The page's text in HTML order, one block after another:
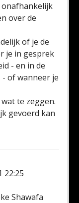
over de
of je de
je in gesprek
- en in de
of wanneer je
te zeggen.
gevoerd kan
22:25
Shawafa